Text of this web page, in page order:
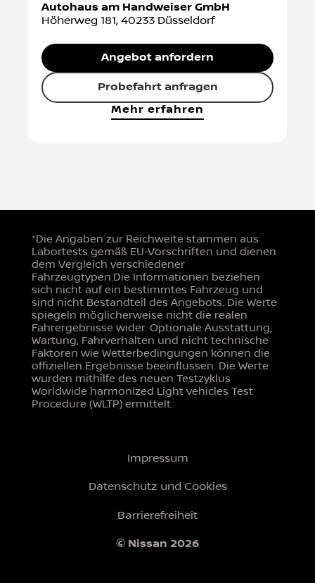
Autohaus am Handweiser GmbH
Höherweg 181,40233 Düsseldorf
Angebot anfordern
Probefahrt anfragen
Mehr erfahren
*Die Angaben zur Reichweite stammen aus
Labortests gemäß EU-Vorschriften und dienen
dem Vergleich verschiedener
Fahrzeugtypen.Die Informationen beziehen
sich nicht auf ein bestimmtes Fahrzeug und
sind nicht Bestandteil des Angebots. Die Werte
spiegeln möglicherweise nicht die realen
Fahrergebnisse wider. Optionale Ausstattung,
Wartung, Fahrverhalten und nicht technische
Faktoren wie Wetterbedingungen können die
offiziellen Ergebnisse beeinflussen. Die Werte
wurden mithilfe des neuen Testzyklus
Worldwide harmonized Light vehicles Test
Procedure (WLTP) ermittelt.
Impressum
Datenschutz und Cookies
Barrierefreiheit
© Nissan 2026